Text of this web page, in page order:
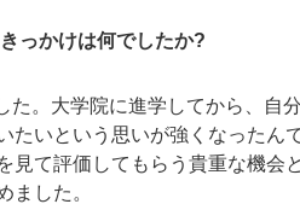
っかけは何でしたか?
た。大学院に進学してから、自分
たいという思いが強くなったん
見て評価してもらう貴重な機会と
ました。